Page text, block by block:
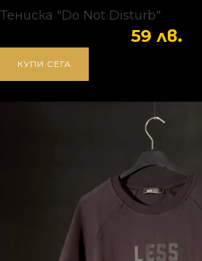
НАЧАЛО
ПРОДУКТИ
Тениска "Do Not Disturb"
59 лв.
КУПИ СЕГА